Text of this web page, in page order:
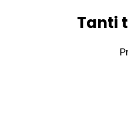
Tanti